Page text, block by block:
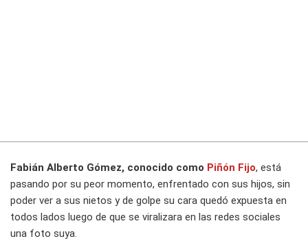
Fabián Alberto Gómez, conocido como Piñón Fijo, está
pasando por su peor momento, enfrentado con sus hijos, sin
poder ver a sus nietos y de golpe su cara quedó expuesta en
todos lados luego de que se viralizara en las redes sociales
una foto suya.